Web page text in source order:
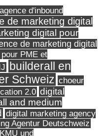
agence d'inbound
de marketing digital
digital pour
de marketing digital
PME et
builderall en
Schweiz choeur
2.0 digital
and medium
digital marketing agency
Agentur Deutschweiz
und